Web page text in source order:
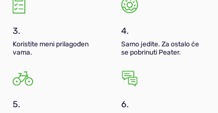
3.
Koristite meni prilagođen
vama.
4.
Samo jedite. Za ostalo će
se pobrinuti Peater.
5. 6.